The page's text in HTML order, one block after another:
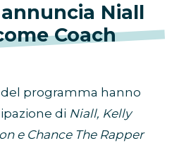
Niall
Coach
programma hanno
di Niall, Kelly
e Chance The Rapper